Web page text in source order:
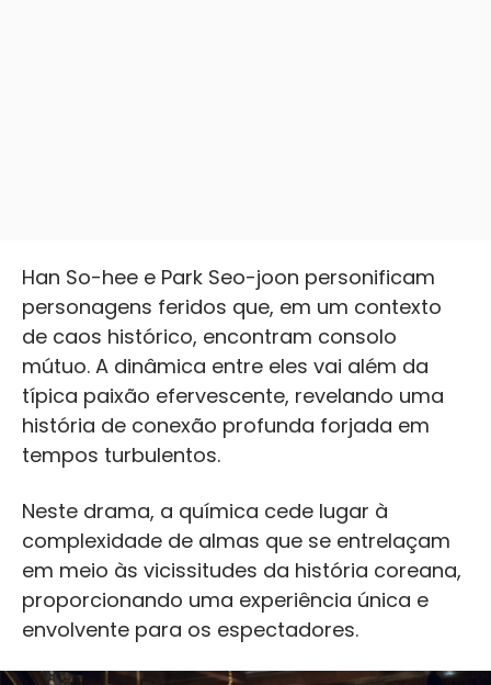
Han So-hee e Park Seo-joon personificam
personagens feridos que, em um contexto
de caos histórico, encontram consolo
mútuo. A dinâmica entre eles vai além da
típica paixão efervescente, revelando uma
história de conexão profunda forjada em
tempos turbulentos.
Neste drama, a química cede lugar à
complexidade de almas que se entrelaçam
em meio às vicissitudes da história coreana,
proporcionando uma experiência única e
envolvente para os espectadores.